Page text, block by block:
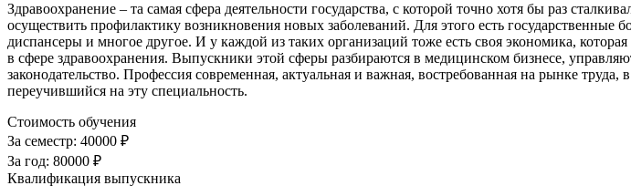
Здравоохранение – та самая сфера деятельности государства, с которой точно хотя бы раз
осуществить профилактику возникновения новых заболеваний. Для этого есть
диспансеры и многое другое. И у каждой из таких организаций тоже есть своя экономика,
в сфере здравоохранения. Выпускники этой сферы разбираются в медицинском бизнесе,
законодательство. Профессия современная, актуальная и важная, востребованная на рынке
переучившийся на эту специальность.
Стоимость обучения
За семестр: 40000 ₽
За год: 80000 ₽
Квалификация выпускника